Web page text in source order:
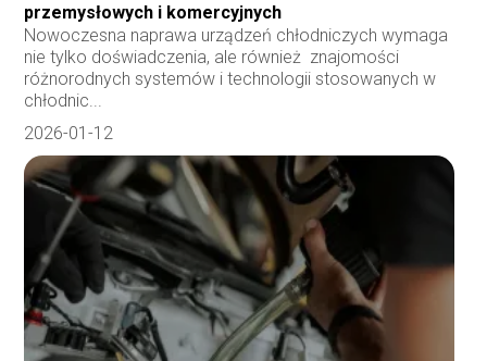
przemysłowych i komercyjnych
Nowoczesna naprawa urządzeń chłodniczych wymaga
nie tylko doświadczenia, ale również znajomości
różnorodnych systemów i technologii stosowanych w
chłodnic...
2026-01-12